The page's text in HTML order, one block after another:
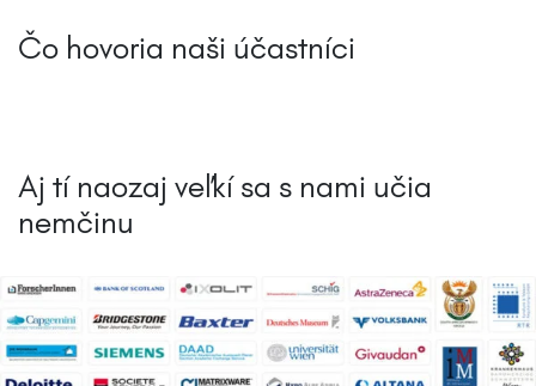
Čo hovoria naši účastníci
Aj tí naozaj veľkí sa s nami učia
nemčinu